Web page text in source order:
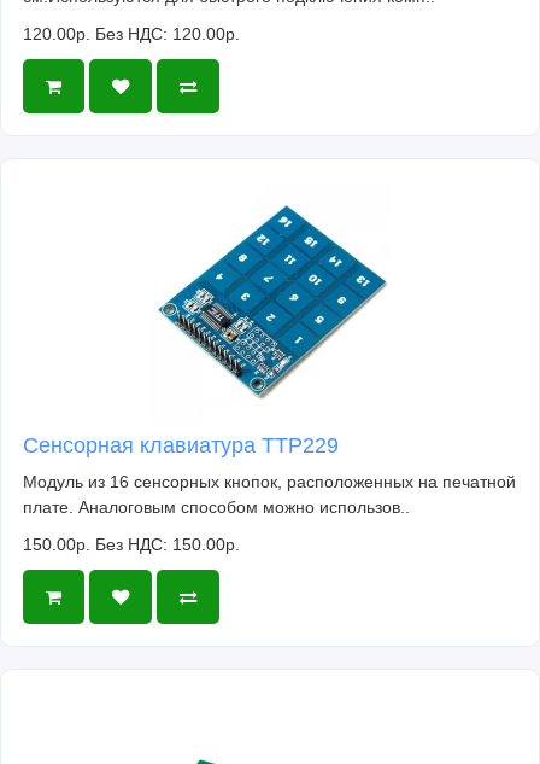
120.00р. Без НДС: 120.00р.
Сенсорная клавиатура TTP229
Модуль из 16 сенсорных кнопок, расположенных на печатной
плате. Аналоговым способом можно использов..
150.00р. Без НДС: 150.00р.